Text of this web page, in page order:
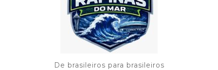
De brasileiros para brasileiros